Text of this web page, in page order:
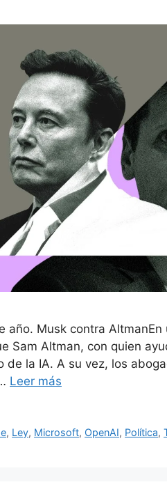
año. Musk contra
Sam Altman, con quien
de la IA. A su vez, los
Leer más
, Ley, Microsoft, OpenAI, Política,